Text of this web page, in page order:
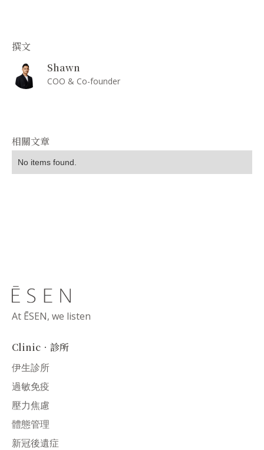
撰文
Shawn
COO & Co-founder
相關文章
No items found.
At ĒSEN, we listen
Clinic．診所
伊生診所
過敏免疫
壓力焦慮
體態管理
新冠後遺症